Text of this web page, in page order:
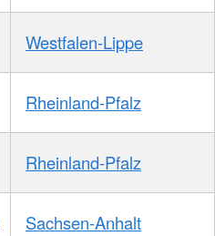
Westfalen-Lippe
Rheinland-Pfalz
Rheinland-Pfalz
Sachsen-Anhalt